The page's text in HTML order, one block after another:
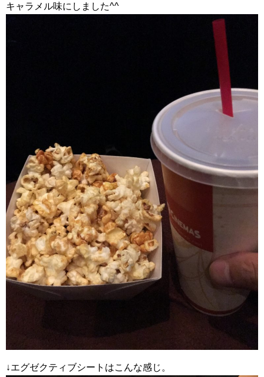
キャラメル味にしました^^
↓エグゼクティブシートはこんな感じ。